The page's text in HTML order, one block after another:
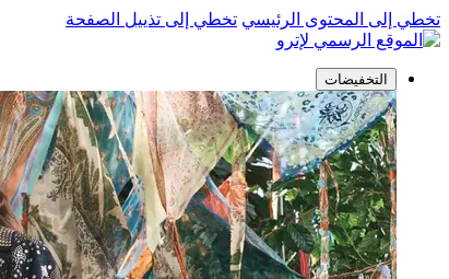
تخطي إلى المحتوى الرئيسي تخطي إلى تذييل الصفحة
التخفيضات